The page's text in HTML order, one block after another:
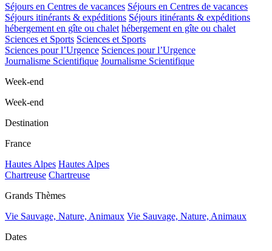
Séjours en Centres de vacances Séjours en Centres de vacances
Séjours itinérants & expéditions Séjours itinérants & expéditions
hébergement en gîte ou chalet hébergement en gîte ou chalet
Sciences et Sports Sciences et Sports
Sciences pour l’Urgence Sciences pour l’Urgence
Journalisme Scientifique Journalisme Scientifique
Week-end
Week-end
Destination
France
Hautes Alpes Hautes Alpes
Chartreuse Chartreuse
Grands Thèmes
Vie Sauvage, Nature, Animaux Vie Sauvage, Nature, Animaux
Dates